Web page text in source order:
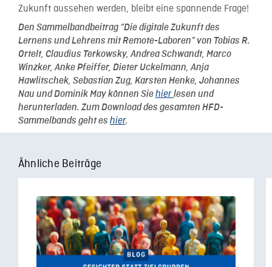
Zukunft aussehen werden, bleibt eine spannende Frage!
Den Sammelbandbeitrag “Die digitale Zukunft des
Lernens und Lehrens mit Remote-Laboren” von Tobias R.
Ortelt, Claudius Terkowsky, Andrea Schwandt, Marco
Winzker, Anke Pfeiffer, Dieter Uckelmann, Anja
Hawlitschek, Sebastian Zug, Karsten Henke, Johannes
Nau und Dominik May können Siehierlesen und
herunterladen. Zum Download des gesamten HFD-
Sammelbands geht es hier.
Ähnliche Beiträge